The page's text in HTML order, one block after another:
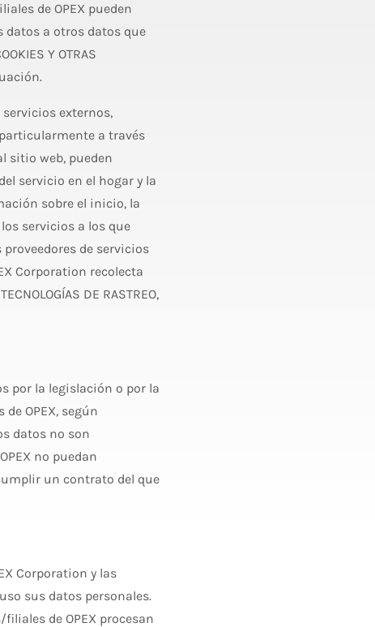
de OPEX pueden
datos a otros datos que
Y OTRAS
servicios externos,
a través
sitio web, pueden
servicio en el hogar y la
sobre el inicio, la
servicios a los que
de servicios
Corporation recolecta
DE RASTREO,
por la legislación o por la
OPEX, según
datos no son
no puedan
un contrato del que
Corporation y las
sus datos personales.
de OPEX procesan